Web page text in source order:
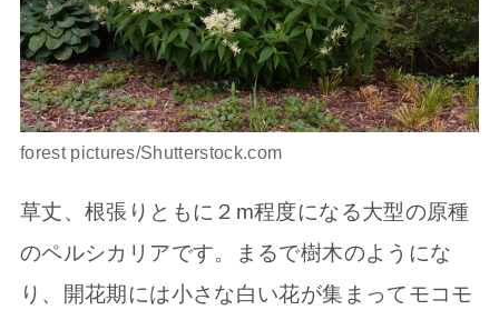
forest pictures/Shutterstock.com
草丈、根張りともに２m程度になる大型の原種
のペルシカリアです。まるで樹木のようにな
り、開花期には小さな白い花が集まってモコモ